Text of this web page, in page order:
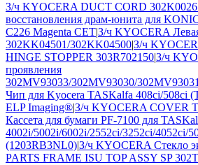
З/ч KYOCERA DUCT CORD
восстановления драм-юнита для
C226 Magenta CET|З/ч KYOCERA
302KK04501/302KK04500|З/ч
HINGE STOPPER 303R702150|З/ч
проявления
302MV93033/302MV93030/
Чип для Kyocera TASKalfa 408ci/508ci
ELP Imaging®|З/ч KYOCERA COVER
Кассета для бумаги PF-7100 для
4002i/5002i/6002i/2552ci/3252ci/4052ci/
(1203RB3NL0)|З/ч KYOCERA Стекло
PARTS FRAME ISU TOP ASSY SP